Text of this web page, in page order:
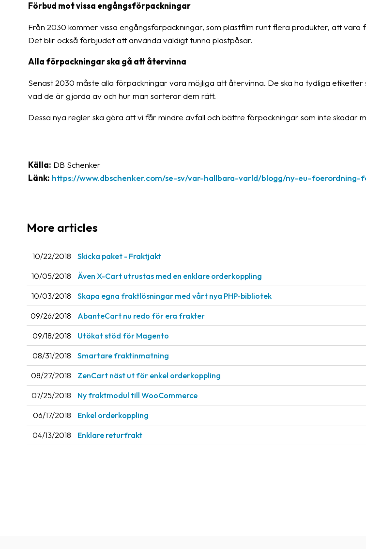
Förbud mot vissa engångsförpackningar
Från 2030 kommer vissa engångsförpackningar, som plastfilm runt flera produkter, att vara
Det blir också förbjudet att använda väldigt tunna plastpåsar.
Alla förpackningar ska gå att återvinna
Senast 2030 måste alla förpackningar vara möjliga att återvinna. De ska ha tydliga etiketter
vad de är gjorda av och hur man sorterar dem rätt.
Dessa nya regler ska göra att vi får mindre avfall och bättre förpackningar som inte skadar
Källa: DB Schenker
Länk: https://www.dbschenker.com/se-sv/var-hallbara-varld/blogg/ny-eu-foerordning-
More articles
10/22/2018 Skicka paket - Fraktjakt
10/05/2018 Även X-Cart utrustas med en enklare orderkoppling
10/03/2018 Skapa egna fraktlösningar med vårt nya PHP-bibliotek
09/26/2018 AbanteCart nu redo för era frakter
09/18/2018 Utökat stöd för Magento
08/31/2018 Smartare fraktinmatning
08/27/2018 ZenCart näst ut för enkel orderkoppling
07/25/2018 Ny fraktmodul till WooCommerce
06/17/2018 Enkel orderkoppling
04/13/2018 Enklare returfrakt